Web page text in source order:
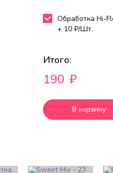
Обработка Hi-
+ 10 ₽/Шт.
Итого:
190 ₽
В корзину